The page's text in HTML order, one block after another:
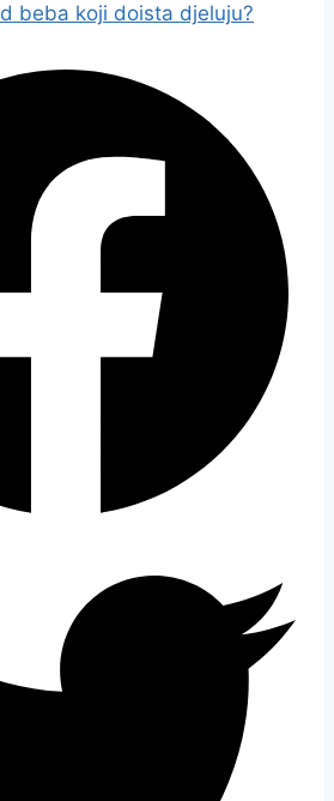
beba koji doista djeluju?